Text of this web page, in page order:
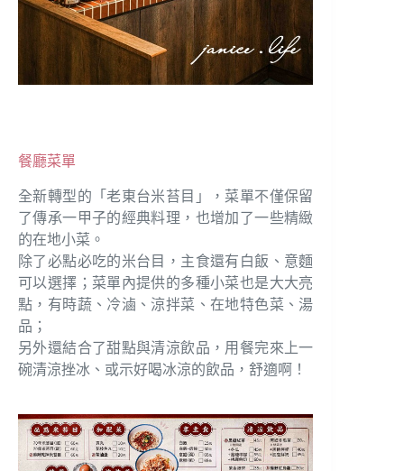
餐廳菜單
全新轉型的「老東台米苔目」，菜單不僅保留
了傳承一甲子的經典料理，也增加了一些精緻
的在地小菜。
除了必點必吃的米台目，主食還有白飯、意麵
可以選擇；菜單內提供的多種小菜也是大大亮
點，有時蔬、冷滷、涼拌菜、在地特色菜、湯
品；
另外還結合了甜點與清涼飲品，用餐完來上一
碗清涼挫冰、或示好喝冰涼的飲品，舒適啊！